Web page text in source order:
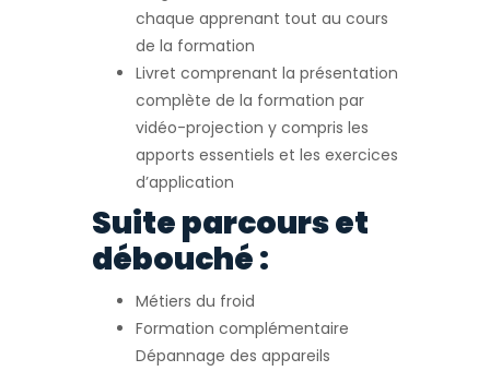
chaque apprenant tout au cours
de la formation
Livret comprenant la présentation
complète de la formation par
vidéo-projection y compris les
apports essentiels et les exercices
d’application
Suite parcours et
débouché :
Métiers du froid
Formation complémentaire
Dépannage des appareils